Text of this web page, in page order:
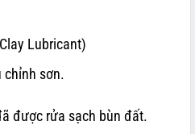
Lubricant)
chỉnh sơn.
được rửa sạch bùn đất.